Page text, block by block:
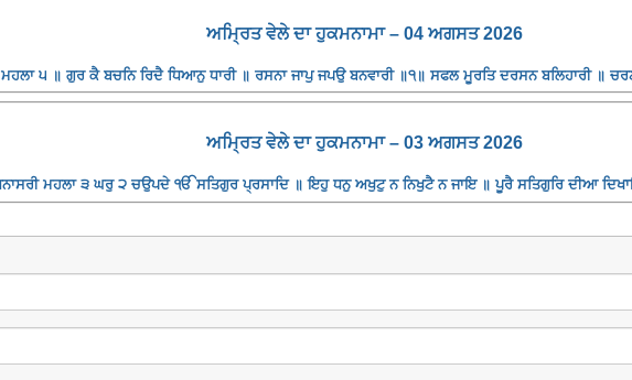
ਅਮ੍ਰਿਤ ਵੇਲੇ ਦਾ ਹੁਕਮਨਾਮਾ – 04 ਅਗਸਤ 2026
੫ ॥ ਗੁਰ ਕੈ ਬਚਨਿ ਰਿਦੈ ਧਿਆਨੁ ਧਾਰੀ ॥ ਰਸਨਾ ਜਾਪੁ ਜਪਉ ਬਨਵਾਰੀ ॥੧॥ ਸਫਲ ਮੂਰਤਿ ਦਰਸਨ ਬਲਿਹਾਰੀ ॥
ਅਮ੍ਰਿਤ ਵੇਲੇ ਦਾ ਹੁਕਮਨਾਮਾ – 03 ਅਗਸਤ 2026
ਮਹਲਾ ੩ ਘਰੁ ੨ ਚਉਪਦੇ ੴ ਸਤਿਗੁਰ ਪ੍ਰਸਾਦਿ ॥ ਇਹੁ ਧਨੁ ਅਖੁਟੁ ਨ ਨਿਖੁਟੈ ਨ ਜਾਇ ॥ ਪੂਰੈ ਸਤਿਗੁਰਿ ਦੀਆ